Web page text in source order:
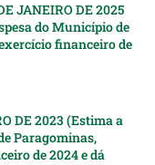
JANEIRO DE 2025
do Município de
financeiro de
DE 2023 (Estima a
Paragominas,
de 2024 e dá